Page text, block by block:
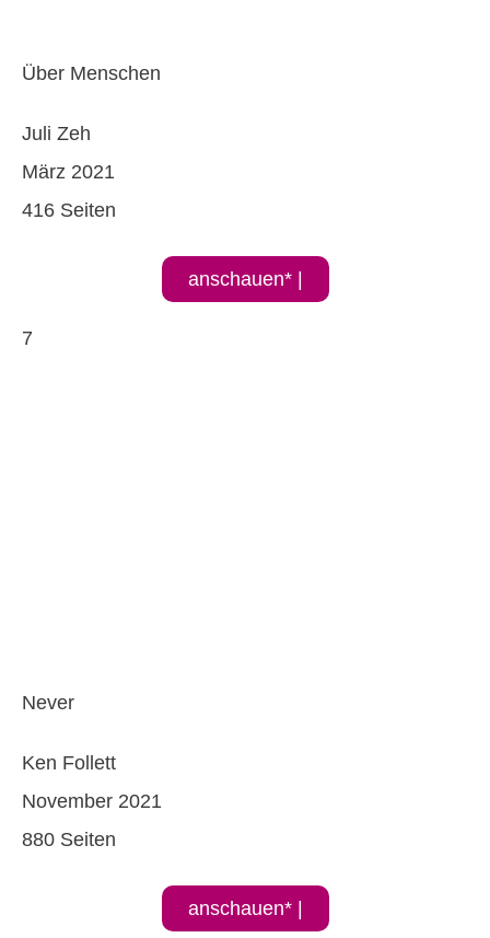
Über Menschen
Juli Zeh
März 2021
416 Seiten
anschauen* |
7
Never
Ken Follett
November 2021
880 Seiten
anschauen* |